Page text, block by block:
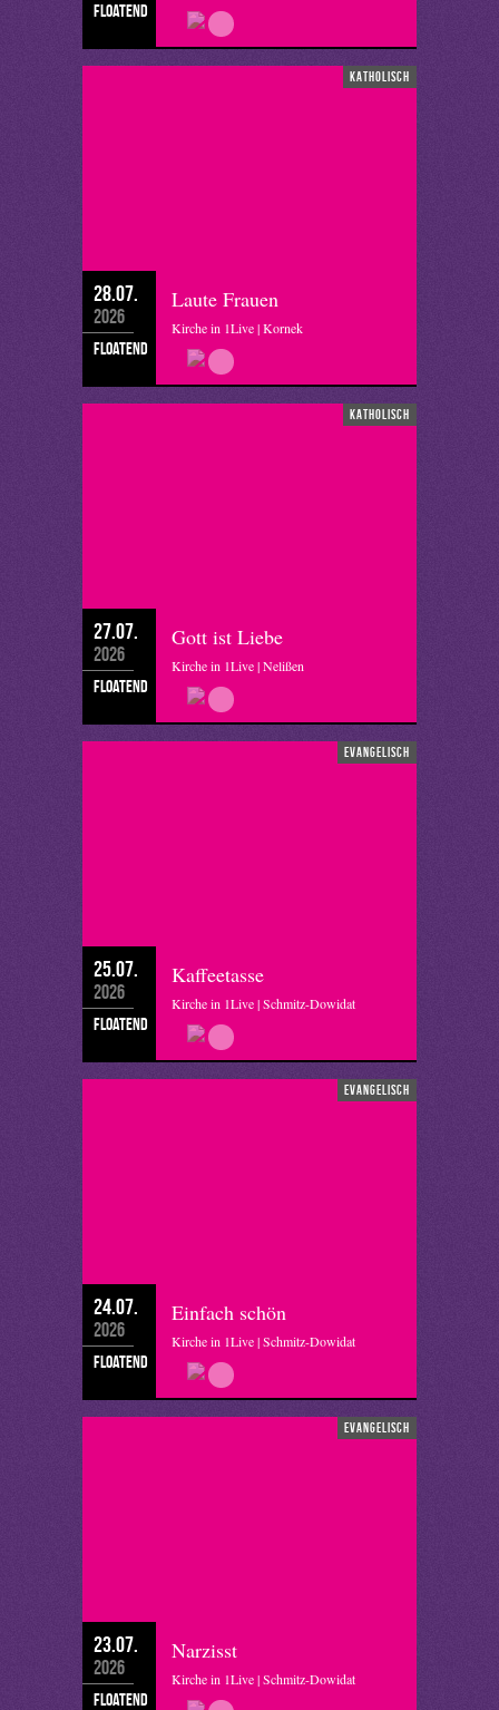
floatend
katholisch
28.07.
2026
floatend
Laute Frauen
Kirche in 1Live | Kornek
katholisch
27.07.
2026
floatend
Gott ist Liebe
Kirche in 1Live | Nelißen
evangelisch
25.07.
2026
floatend
Kaffeetasse
Kirche in 1Live | Schmitz-Dowidat
evangelisch
24.07.
2026
floatend
Einfach schön
Kirche in 1Live | Schmitz-Dowidat
evangelisch
23.07.
2026
floatend
Narzisst
Kirche in 1Live | Schmitz-Dowidat